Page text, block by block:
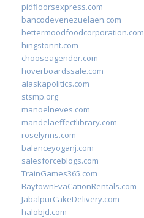
pidfloorsexpress.com
bancodevenezuelaen.com
bettermoodfoodcorporation.com
hingstonnt.com
chooseagender.com
hoverboardssale.com
alaskapolitics.com
stsmp.org
manoelneves.com
mandelaeffectlibrary.com
roselynns.com
balanceyoganj.com
salesforceblogs.com
TrainGames365.com
BaytownEvaCationRentals.com
JabalpurCakeDelivery.com
halobjd.com